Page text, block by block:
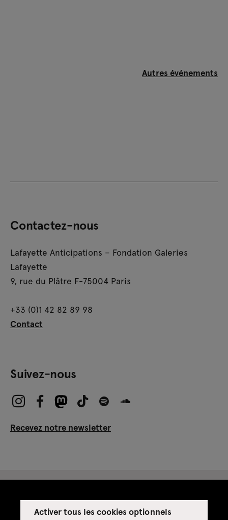
Activer tous les cookies optionnels
Autres événements
Contactez-nous
Lafayette Anticipations – Fondation Galeries
Lafayette
9, rue du Plâtre F-75004 Paris
+33 (0)1 42 82 89 98
Contact
Suivez-nous
Recevez notre newsletter
Espace presse